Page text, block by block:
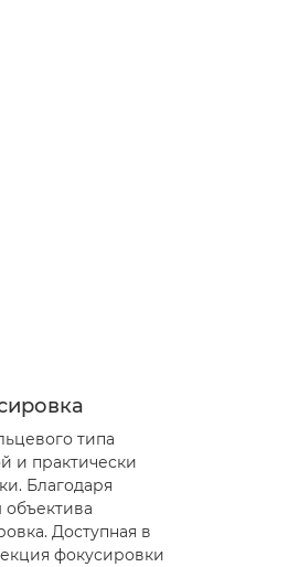
типа
и практически
Благодаря
Доступная в
фокусировки